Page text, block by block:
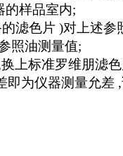
的样品室内;
滤色片 )对上述参
照油测量值;
标准罗维朋滤色
仪器测量允差 ,该